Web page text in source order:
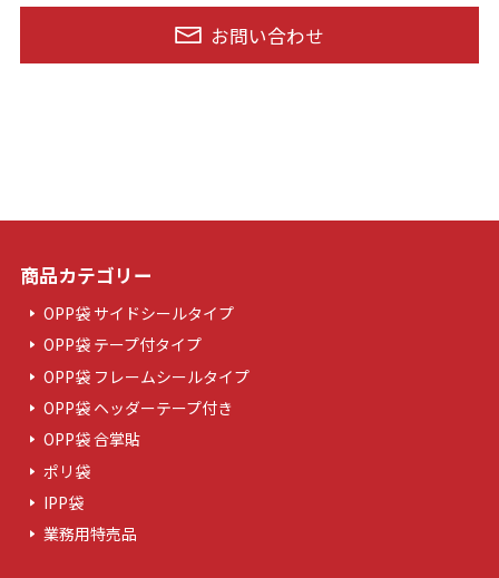
お問い合わせ
商品カテゴリー
OPP袋 サイドシールタイプ
OPP袋 テープ付タイプ
OPP袋 フレームシールタイプ
OPP袋 ヘッダーテープ付き
OPP袋 合掌貼
ポリ袋
IPP袋
業務用特売品